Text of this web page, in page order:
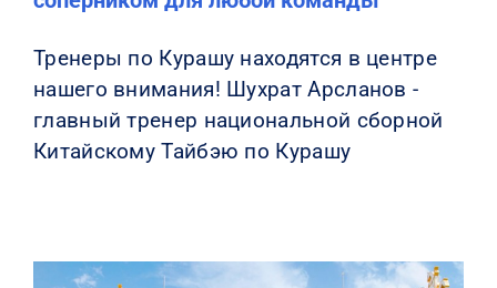
Тренеры по Курашу находятся в центре
нашего внимания! Шухрат Арсланов -
главный тренер национальной сборной
Китайскому Тайбэю по Курашу